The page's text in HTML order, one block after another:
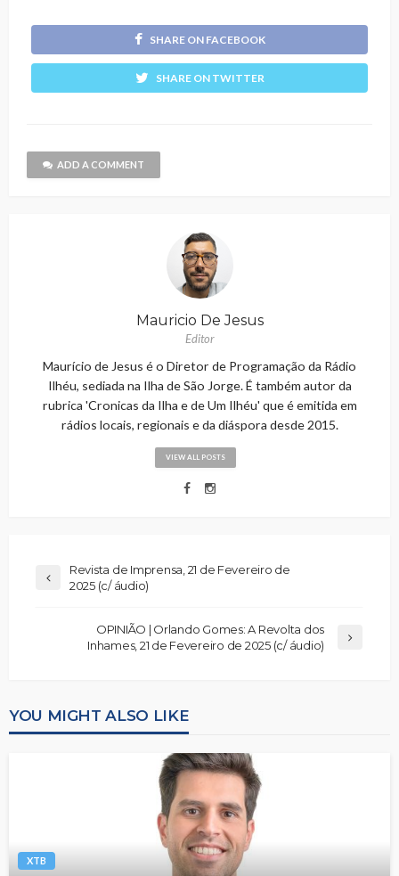
SHARE ON FACEBOOK
SHARE ON TWITTER
ADD A COMMENT
Mauricio De Jesus
Editor
Maurício de Jesus é o Diretor de Programação da Rádio
Ilhéu, sediada na Ilha de São Jorge. É também autor da
rubrica 'Cronicas da Ilha e de Um Ilhéu' que é emitida em
rádios locais, regionais e da diáspora desde 2015.
VIEW ALL POSTS
Revista de Imprensa, 21 de Fevereiro de
2025 (c/ áudio)
OPINIÃO | Orlando Gomes: A Revolta dos
Inhames, 21 de Fevereiro de 2025 (c/ áudio)
YOU MIGHT ALSO LIKE
XTB